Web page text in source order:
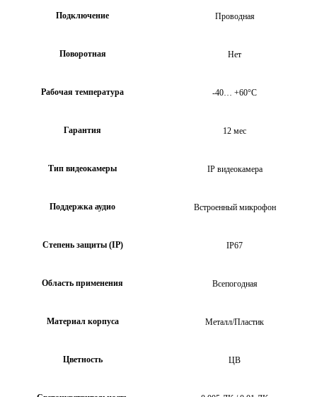
Подключение Проводная
Поворотная Нет
Рабочая температура -40… +60°C
Гарантия 12 мес
Тип видеокамеры IP видеокамера
Поддержка аудио Встроенный микрофон
Степень защиты (IP) IP67
Область применения Всепогодная
Материал корпуса Металл/Пластик
Цветность ЦВ